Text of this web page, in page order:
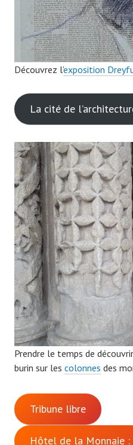
Découvrez l’exposition
La cité de
Prendre le temps de
burin sur les colonnes des
Tribune libre
Hôtel de la Monnaie